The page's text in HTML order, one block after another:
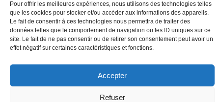
Pour offrir les meilleures expériences, nous utilisons des technologies telles
que les cookies pour stocker et/ou accéder aux informations des appareils.
Le fait de consentir à ces technologies nous permettra de traiter des
données telles que le comportement de navigation ou les ID uniques sur ce
site. Le fait de ne pas consentir ou de retirer son consentement peut avoir un
effet négatif sur certaines caractéristiques et fonctions.
Accepter
Refuser
NOS NEWSLETTERS
En savoir plus
SUIVEZ NOUS SUR :